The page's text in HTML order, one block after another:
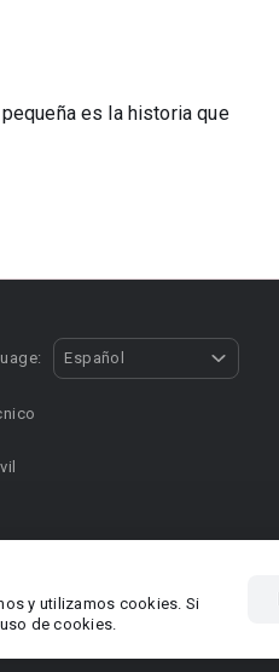
es la historia que
y utilizamos cookies. Si
de cookies.
Español